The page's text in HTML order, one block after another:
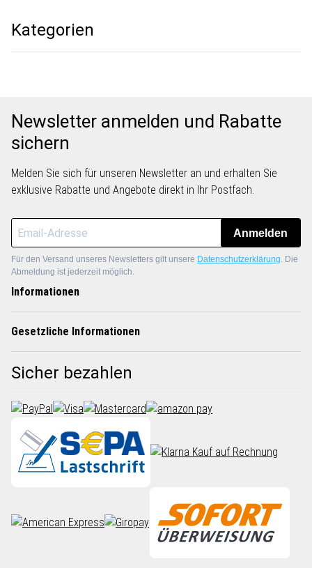
Kategorien
Newsletter anmelden und Rabatte
sichern
Melden Sie sich für unseren Newsletter an und erhalten Sie
exklusive Rabatte und Angebote direkt in Ihr Postfach.
Anmelden
Für den Versand unseres Newsletters gilt unsere Datenschutzerklärung. Die
Abmeldung ist jederzeit möglich.
Informationen
Gesetzliche Informationen
Sicher bezahlen